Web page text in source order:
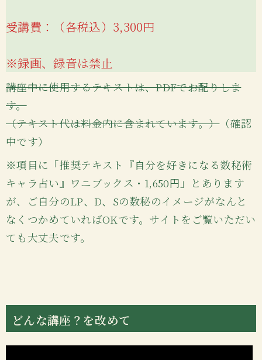
受講費 ：（各税込）3,300円
※録画、録音は禁止
講座中に使用するテキストは、PDFでお配りしま
す。
（テキスト代は料金内に含まれています。）（確認
中です）
※項目に「推奨テキスト『自分を好きになる数秘術
キャラ占い』ワニブックス・1,650円」とあります
が、ご自分のLP、D、Sの数秘のイメージがなんと
なくつかめていればOKです。サイトをご覧いただい
ても大丈夫です。
どんな講座？を改めて